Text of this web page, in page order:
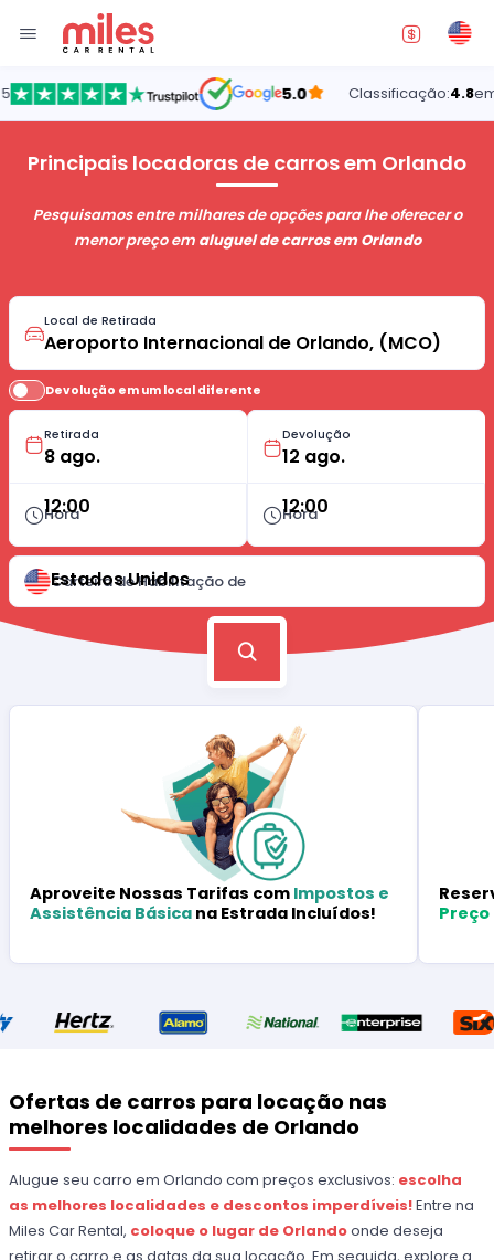
5.0 Classificação:4.8em 5
Principais locadoras de carros em Orlando
Pesquisamos entre milhares de opções para lhe oferecer o
menor preço em aluguel de carros em Orlando
Local de Retirada
Devolução em um local diferente
Retirada
Hora
12:00
Devolução
Hora
12:00
Carteira de Habilitação de
Estados Unidos
Aproveite Nossas Tarifas com Impostos e
Assistência Básica na Estrada Incluídos!
Preço
Ofertas de carros para locação nas
melhores localidades de Orlando
Alugue seu carro em Orlando com preços exclusivos: escolha
as melhores localidades e descontos imperdíveis!Entre na
Miles Car Rental, coloque o lugar de Orlandoonde deseja
retirar o carro e as datas da sua locação. Em seguida, explore a